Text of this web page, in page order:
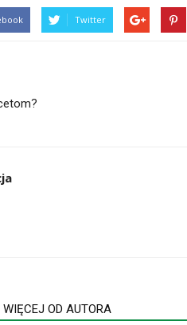
Twitter
WIĘCEJ OD AUTORA